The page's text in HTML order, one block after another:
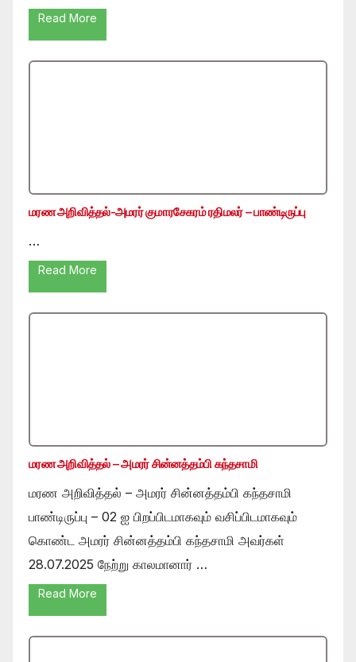
Read More
மரண அறிவித்தல்-அமரர் குமாரசேகரம் ரதிமலர் – பாண்டிருப்பு
…
Read More
மரண அறிவித்தல் – அமரர் சின்னத்தம்பி கந்தசாமி
மரண அறிவித்தல் – அமரர் சின்னத்தம்பி கந்தசாமி
பாண்டிருப்பு – 02 ஐ பிறப்பிடமாகவும் வசிப்பிடமாகவும்
கொண்ட அமரர் சின்னத்தம்பி கந்தசாமி அவர்கள்
28.07.2025 நேற்று காலமானார் …
Read More